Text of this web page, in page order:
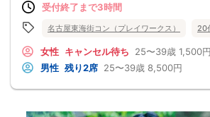
受付終了まで3時間
名古屋東海街コン（プレイワークス） 20
女性 キャンセル待ち 25〜39歳 1,500円
男性 残り2席 25〜39歳 8,500円